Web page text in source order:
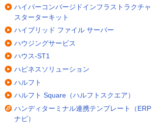
ハイパーコンバージドインフラストラクチャ
スターターキット
ハイブリッド ファイル サーバー
ハウジングサービス
ハウス-ST1
ハピネスソリューション
ハルフト
ハルフト Square（ハルフトスクエア）
ハンディターミナル連携テンプレート（ERP
ナビ）